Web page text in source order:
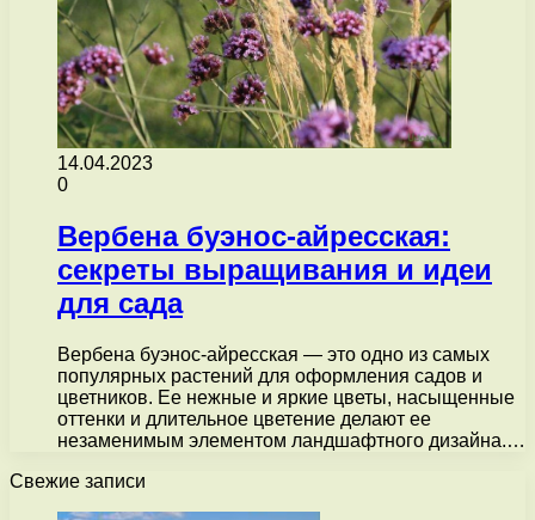
14.04.2023
0
Вербена буэнос-айресская:
секреты выращивания и идеи
для сада
Вербена буэнос-айресская — это одно из самых
популярных растений для оформления садов и
цветников. Ее нежные и яркие цветы, насыщенные
оттенки и длительное цветение делают ее
незаменимым элементом ландшафтного дизайна.…
Свежие записи